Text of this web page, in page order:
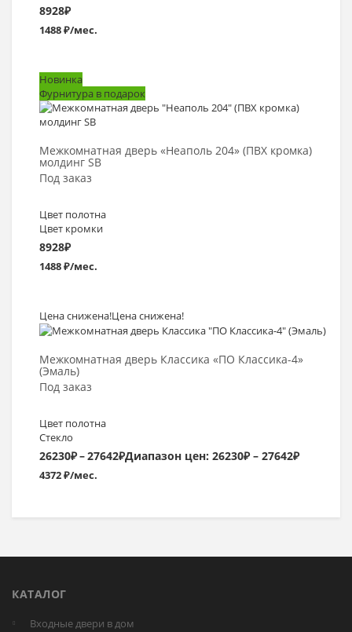
8928₽
1488 ₽/мес.
Новинка
Фурнитура в подарок
Межкомнатная дверь «Неаполь 204» (ПВХ кромка)
молдинг SB
Под заказ
Цвет полотна
Цвет кромки
8928₽
1488 ₽/мес.
Выбрать >
Цена снижена!Цена снижена!
Межкомнатная дверь Классика «ПО Классика-4»
(Эмаль)
Под заказ
Цвет полотна
Стекло
26230₽–27642₽Диапазон цен: 26230₽ – 27642₽
4372 ₽/мес.
Выбрать >
КАТАЛОГ
Входные двери в дом